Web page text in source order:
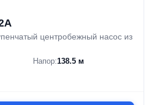
центробежный насос из
Напор:138.5 м